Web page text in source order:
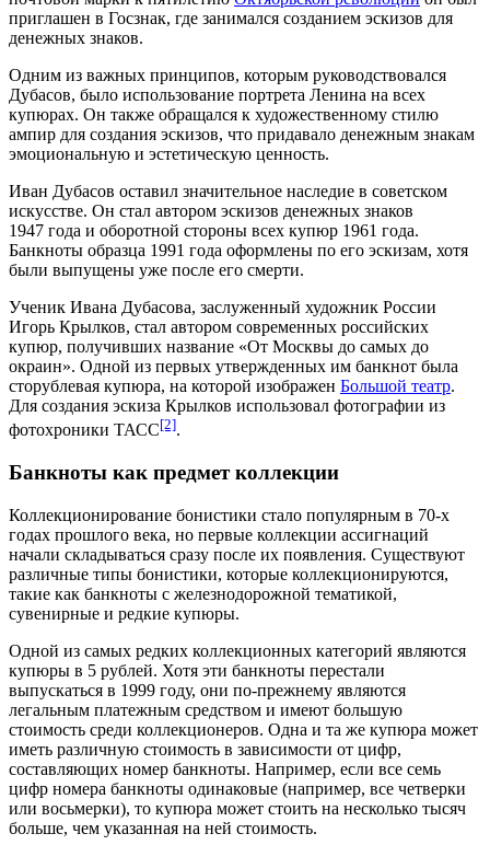
приглашен в Госзнак, где занимался созданием эскизов для
денежных знаков.
Одним из важных принципов, которым руководствовался
Дубасов, было использование портрета Ленина на всех
купюрах. Он также обращался к художественному стилю
ампир для создания эскизов, что придавало денежным знакам
эмоциональную и эстетическую ценность.
Иван Дубасов оставил значительное наследие в советском
искусстве. Он стал автором эскизов денежных знаков
1947 года и оборотной стороны всех купюр 1961 года.
Банкноты образца 1991 года оформлены по его эскизам, хотя
были выпущены уже после его смерти.
Ученик Ивана Дубасова, заслуженный художник России
Игорь Крылков, стал автором современных российских
купюр, получивших название «От Москвы до самых до
окраин». Одной из первых утвержденных им банкнот была
сторублевая купюра, на которой изображен Большой театр.
Для создания эскиза Крылков использовал фотографии из
фотохроники ТАСС[2].
Банкноты как предмет коллекции
Коллекционирование бонистики стало популярным в 70-х
годах прошлого века, но первые коллекции ассигнаций
начали складываться сразу после их появления. Существуют
различные типы бонистики, которые коллекционируются,
такие как банкноты с железнодорожной тематикой,
сувенирные и редкие купюры.
Одной из самых редких коллекционных категорий являются
купюры в 5 рублей. Хотя эти банкноты перестали
выпускаться в 1999 году, они по-прежнему являются
легальным платежным средством и имеют большую
стоимость среди коллекционеров. Одна и та же купюра может
иметь различную стоимость в зависимости от цифр,
составляющих номер банкноты. Например, если все семь
цифр номера банкноты одинаковые (например, все четверки
или восьмерки), то купюра может стоить на несколько тысяч
больше, чем указанная на ней стоимость.